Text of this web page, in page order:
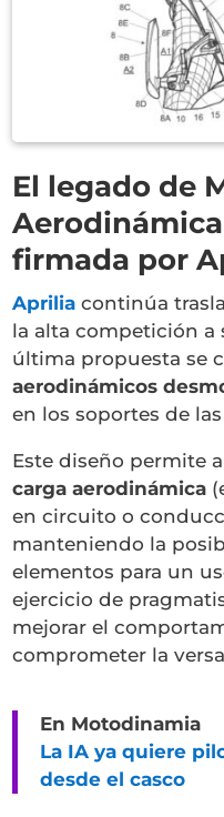
El legado de
firmada por
Aprilia continúa
la alta competición a
última propuesta se
aerodinámicos
en los soportes de
Este diseño permite
carga aerodinámica
en circuito o
manteniendo la
elementos para un
ejercicio de
mejorar el
comprometer la
En Motodinamia
La IA ya quiere
desde el casco